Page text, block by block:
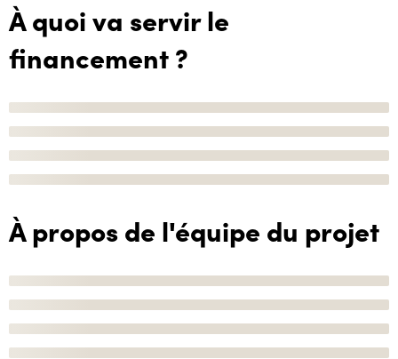
À quoi va servir le
financement ?
À propos de l'équipe du projet